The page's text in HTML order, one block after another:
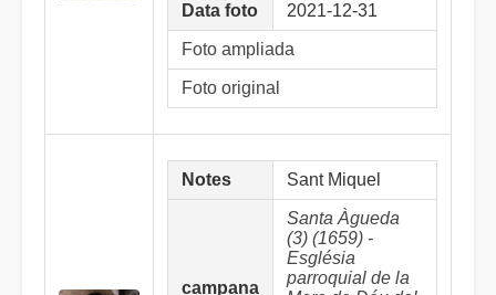
Data foto 2021-12-31
Foto ampliada
Foto original
Notes Sant Miquel
campana
Santa Àgueda
(3) (1659) -
Església
parroquial de la